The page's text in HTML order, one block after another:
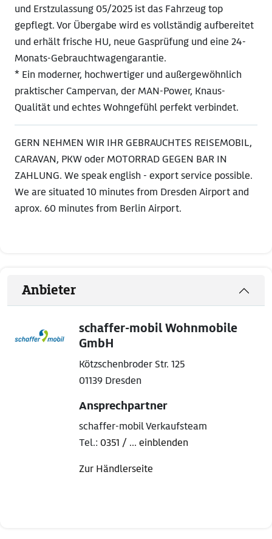
und Erstzulassung 05/2025 ist das Fahrzeug top
gepflegt. Vor Übergabe wird es vollständig aufbereitet
und erhält frische HU, neue Gasprüfung und eine 24-
Monats-Gebrauchtwagengarantie.
* Ein moderner, hochwertiger und außergewöhnlich
praktischer Campervan, der MAN-Power, Knaus-
Qualität und echtes Wohngefühl perfekt verbindet.
GERN NEHMEN WIR IHR GEBRAUCHTES REISEMOBIL,
CARAVAN, PKW oder MOTORRAD GEGEN BAR IN
ZAHLUNG. We speak english - export service possible.
We are situated 10 minutes from Dresden Airport and
aprox. 60 minutes from Berlin Airport.
Anbieter
schaffer-mobil Wohnmobile
GmbH
Kötzschenbroder Str. 125
01139 Dresden
Ansprechpartner
schaffer-mobil Verkaufsteam
Tel.: 0351 / ... einblenden
Zur Händlerseite